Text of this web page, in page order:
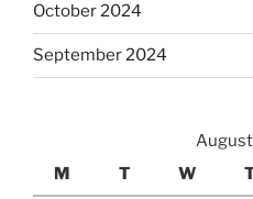
October 2024
September 2024
M
T W